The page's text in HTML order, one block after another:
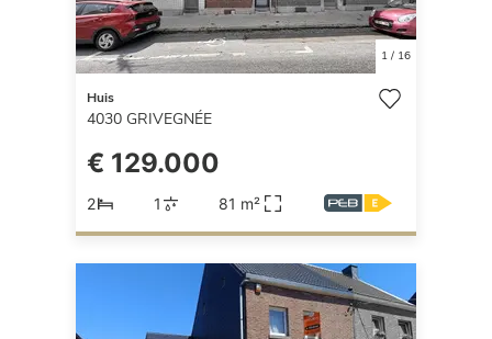
1/ 16
Huis
4030 GRIVEGNÉE
€ 129.000
2 1 81 m²